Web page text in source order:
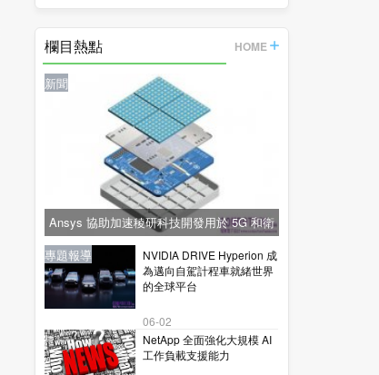
欄目熱點 HOME
新聞
Ansys 協助加速稜研科技開發用於 5G 和衛
星通訊的下一代毫米波技術
新聞
NVIDIA DRIVE Hyperion 成
為邁向自駕計程車就緒世界
的全球平台
06-02
新聞
NetApp 全面強化大規模 AI
工作負載支援能力
專題報導
新聞
專題報導